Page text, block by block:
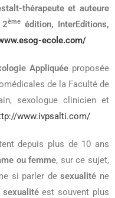
thérapeute et auteure
2ème édition, InterEditions,
ecole.com/
Appliquée proposée
de la Faculté de
sexologue clinicien et
www.ivpsalti.com/
depuis plus de 10 ans
ou femme, sur ce sujet,
si parler desexualité ne
sexualitéest souvent plus